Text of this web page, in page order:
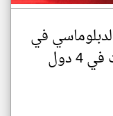
في
إفريقيا بافتتاح ممثليات في 4 دول